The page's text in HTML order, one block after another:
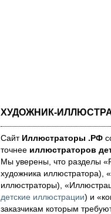
ХУДОЖНИК-
Сайт Иллюстраторы .РФ
точнее иллюстраторов
Мы уве­ре­ны, что раз­де­лы
художника иллюстратора),
иллюстраторы),
детские иллюстрации) и
за­каз­чи­кам которым